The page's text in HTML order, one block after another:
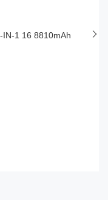
IN-1 16 8810mAh